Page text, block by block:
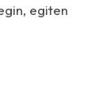
egiten